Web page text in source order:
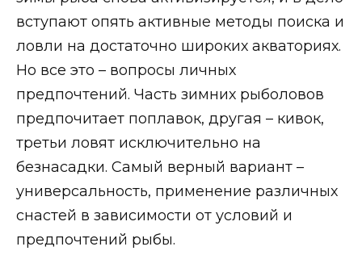
вступают опять активные методы поиска и
ловли на достаточно широких акваториях.
Но все это – вопросы личных
предпочтений. Часть зимних рыболовов
предпочитает поплавок, другая – кивок,
третьи ловят исключительно на
безнасадки. Самый верный вариант –
универсальность, применение различных
снастей в зависимости от условий и
предпочтений рыбы.